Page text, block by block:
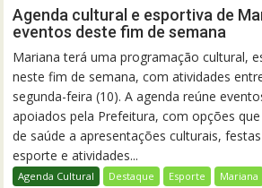
Agenda cultural e esportiva de
eventos deste fim de semana
Mariana terá uma programação cultural,
neste fim de semana, com atividades
segunda-feira (10). A agenda reúne
apoiados pela Prefeitura, com opções
de saúde a apresentações culturais,
esporte e atividades...
Agenda Cultural Destaque Esporte Mariana